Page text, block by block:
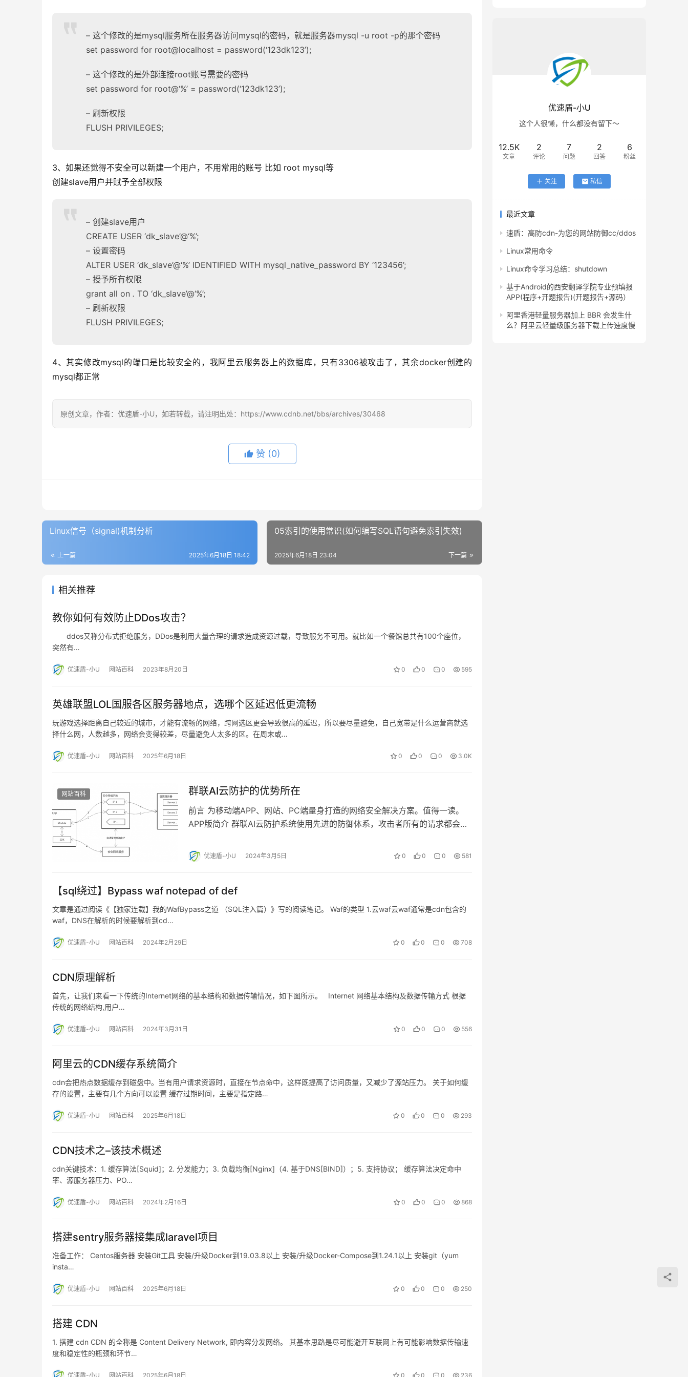
– 这个修改的是mysql服务所在服务器访问mysql的密码，就是服务器mysql -u root -p的那个密码
set password for root@localhost = password(‘123dk123’);
– 这个修改的是外部连接root账号需要的密码
set password for root@‘%’ = password(‘123dk123’);
– 刷新权限
FLUSH PRIVILEGES;
3、如果还觉得不安全可以新建一个用户，不用常用的账号 比如 root mysql等
创建slave用户并赋予全部权限
– 创建slave用户
CREATE USER ‘dk_slave’@‘%’;
– 设置密码
ALTER USER ‘dk_slave’@‘%’ IDENTIFIED WITH mysql_native_password BY ‘123456’;
– 授予所有权限
grant all on . TO ‘dk_slave’@‘%’;
– 刷新权限
FLUSH PRIVILEGES;
4、其实修改mysql的端口是比较安全的，我阿里云服务器上的数据库，只有3306被攻击了，其余docker创建的
mysql都正常
原创文章，作者：优速盾-小U，如若转载，请注明出处：https://www.cdnb.net/bbs/archives/30468
赞 (0)
Linux信号（signal)机制分析
上一篇 2025年6月18日 18:42
05索引的使用常识(如何编写SQL语句避免索引失效)
下一篇
2025年6月18日 23:04
相关推荐
教你如何有效防止DDos攻击？
ddos又称分布式拒绝服务，DDos是利用大量合理的请求造成资源过载，导致服务不可用。就比如一个餐馆总共有100个座位，
突然有…
优速盾-小U 网站百科 2023年8月20日 0 0 0 595
英雄联盟LOL国服各区服务器地点，选哪个区延迟低更流畅
玩游戏选择距离自己较近的城市，才能有流畅的网络，跨网选区更会导致很高的延迟，所以要尽量避免，自己宽带是什么运营商就选
择什么网，人数越多，网络会变得较差，尽量避免人太多的区。在周末或…
优速盾-小U 网站百科 2025年6月18日 0 0 0 3.0K
网站百科 群联AI云防护的优势所在
前言 为移动端APP、网站、PC端量身打造的网络安全解决方案。值得一读。
APP版简介 群联AI云防护系统使用先进的防御体系，攻击者所有的请求都会进
优速盾-小U 2024年3月5日 0 0 0 581
【sql绕过】Bypass waf notepad of def
文章是通过阅读《【独家连载】我的WafBypass之道 （SQL注入篇）》写的阅读笔记。 Waf的类型 1.云waf云waf通常是cdn包含的
waf，DNS在解析的时候要解析到cd…
优速盾-小U 网站百科 2024年2月29日 0 0 0 708
CDN原理解析
首先，让我们来看一下传统的Internet网络的基本结构和数据传输情况，如下图所示。 Internet 网络基本结构及数据传输方式 根据
传统的网络结构,用户…
优速盾-小U 网站百科 2024年3月31日 0 0 0 556
阿里云的CDN缓存系统简介
cdn会把热点数据缓存到磁盘中。当有用户请求资源时，直接在节点命中，这样既提高了访问质量，又减少了源站压力。 关于如何缓
存的设置，主要有几个方向可以设置 缓存过期时间，主要是指定路…
优速盾-小U 网站百科 2025年6月18日 0 0 0 293
CDN技术之–该技术概述
cdn关键技术：1. 缓存算法[Squid]；2. 分发能力；3. 负载均衡[Nginx]（4. 基于DNS[BIND]）；5. 支持协议； 缓存算法决定命中
率、源服务器压力、PO…
优速盾-小U 网站百科 2024年2月16日 0 0 0 868
搭建sentry服务器接集成laravel项目
准备工作： Centos服务器 安装Git工具 安装/升级Docker到19.03.8以上 安装/升级Docker-Compose到1.24.1以上 安装git（yum
insta…
优速盾-小U 网站百科 2025年6月18日 0 0 0 250
搭建 CDN
1. 搭建 cdn CDN 的全称是 Content Delivery Network, 即内容分发网络。 其基本思路是尽可能避开互联网上有可能影响数据传输速
度和稳定性的瓶颈和环节…
优速盾-小U 网站百科 2025年6月18日 0 0 0 236
优速盾-小U
这个人很懒，什么都没有留下～
12.5K
文章
2
评论
7
问题
2
回答
6
粉丝
关注 私信
最近文章
速盾：高防cdn-为您的网站防御cc/ddos
Linux常用命令
Linux命令学习总结：shutdown
基于Android的西安翻译学院专业预填报
APP(程序+开题报告)(开题报告+源码）
阿里香港轻量服务器加上 BBR 会发生什
么？阿里云轻量级服务器下载上传速度慢